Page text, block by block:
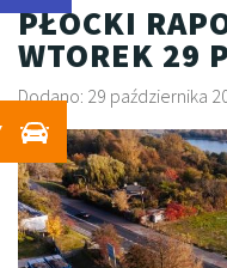
PŁOCKI
WTOREK 29
Dodano: 29 października